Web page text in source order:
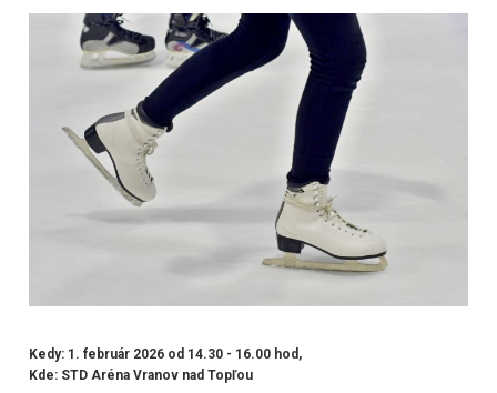
Kedy: 1. február 2026 od 14.30 - 16.00 hod,
Kde: STD Aréna Vranov nad Topľou